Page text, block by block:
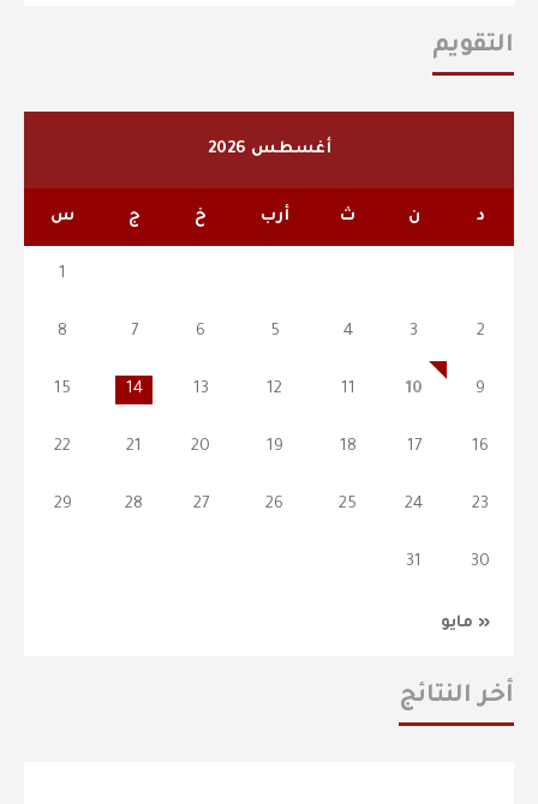
التقويم
أغسطس 2026
د ن ث أرب خ ج س
« مايو
1
2
3
4
5
6
7
8
9
10
11
12
13
14
15
16
17
18
19
20
21
22
23
24
25
26
27
28
29
30
31
أخر النتائج